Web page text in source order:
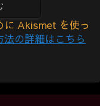
に Akismet を使っ
の詳細はこちら